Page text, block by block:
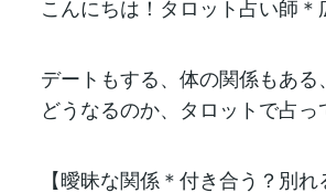
こんにちは！タロット占い師
デートもする、体の関係もあ
どうなるのか、タロットで占っ
【曖昧な関係＊付き合う？別れ